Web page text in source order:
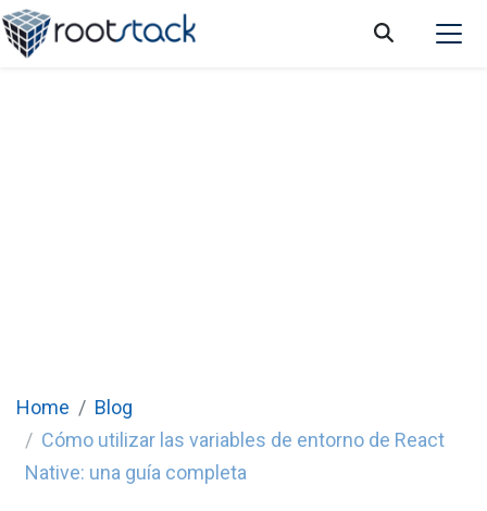
Home
Blog
Cómo utilizar las variables de entorno de React
Native: una guía completa